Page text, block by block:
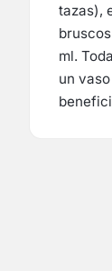
tazas),
ml.
un